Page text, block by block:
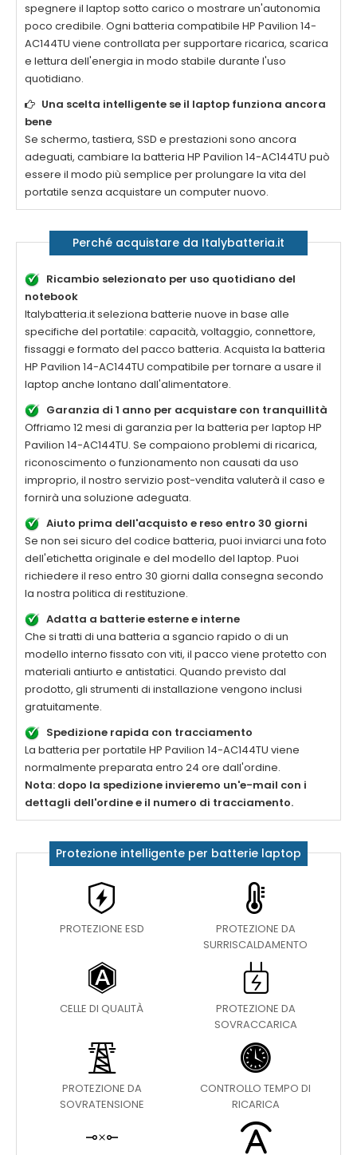
spegnere il laptop sotto carico o mostrare un'autonomia
poco credibile. Ogni batteria compatibile HP Pavilion 14-
AC144TU viene controllata per supportare ricarica, scarica
e lettura dell'energia in modo stabile durante l'uso
quotidiano.
Una scelta intelligente se il laptop funziona ancora
bene
Se schermo, tastiera, SSD e prestazioni sono ancora
adeguati, cambiare la batteria HP Pavilion 14-AC144TU può
essere il modo più semplice per prolungare la vita del
portatile senza acquistare un computer nuovo.
Perché acquistare da Italybatteria.it
Ricambio selezionato per uso quotidiano del
notebook
Italybatteria.it seleziona batterie nuove in base alle
specifiche del portatile: capacità, voltaggio, connettore,
fissaggi e formato del pacco batteria. Acquista la batteria
HP Pavilion 14-AC144TU compatibile per tornare a usare il
laptop anche lontano dall'alimentatore.
Garanzia di 1 anno per acquistare con tranquillità
Offriamo 12 mesi di garanzia per la batteria per laptop HP
Pavilion 14-AC144TU. Se compaiono problemi di ricarica,
riconoscimento o funzionamento non causati da uso
improprio, il nostro servizio post-vendita valuterà il caso e
fornirà una soluzione adeguata.
Aiuto prima dell'acquisto e reso entro 30 giorni
Se non sei sicuro del codice batteria, puoi inviarci una foto
dell'etichetta originale e del modello del laptop. Puoi
richiedere il reso entro 30 giorni dalla consegna secondo
la nostra politica di restituzione.
Adatta a batterie esterne e interne
Che si tratti di una batteria a sgancio rapido o di un
modello interno fissato con viti, il pacco viene protetto con
materiali antiurto e antistatici. Quando previsto dal
prodotto, gli strumenti di installazione vengono inclusi
gratuitamente.
Spedizione rapida con tracciamento
La batteria per portatile HP Pavilion 14-AC144TU viene
normalmente preparata entro 24 ore dall'ordine.
Nota: dopo la spedizione invieremo un'e-mail con i
dettagli dell'ordine e il numero di tracciamento.
Protezione intelligente per batterie laptop
PROTEZIONE ESD
PROTEZIONE DA
SURRISCALDAMENTO
CELLE DI QUALITÀ
PROTEZIONE DA
SOVRACCARICA
PROTEZIONE DA
SOVRATENSIONE
CONTROLLO TEMPO DI
RICARICA